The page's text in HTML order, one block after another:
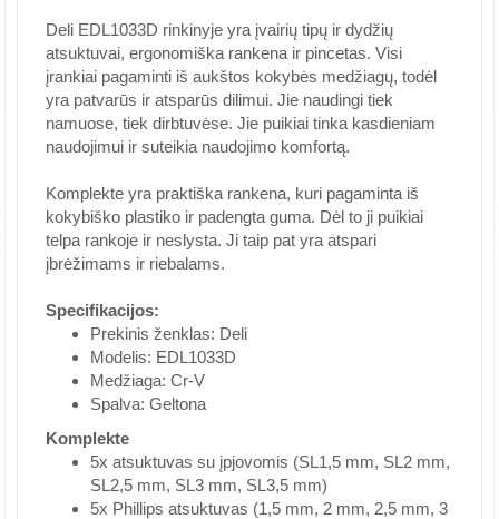
Deli EDL1033D rinkinyje yra įvairių tipų ir dydžių
atsuktuvai, ergonomiška rankena ir pincetas. Visi
įrankiai pagaminti iš aukštos kokybės medžiagų, todėl
yra patvarūs ir atsparūs dilimui. Jie naudingi tiek
namuose, tiek dirbtuvėse. Jie puikiai tinka kasdieniam
naudojimui ir suteikia naudojimo komfortą.
Komplekte yra praktiška rankena, kuri pagaminta iš
kokybiško plastiko ir padengta guma. Dėl to ji puikiai
telpa rankoje ir neslysta. Ji taip pat yra atspari
įbrėžimams ir riebalams.
Specifikacijos:
Prekinis ženklas: Deli
Modelis: EDL1033D
Medžiaga: Cr-V
Spalva: Geltona
Komplekte
5x atsuktuvas su įpjovomis (SL1,5 mm, SL2 mm,
SL2,5 mm, SL3 mm, SL3,5 mm)
5x Phillips atsuktuvas (1,5 mm, 2 mm, 2,5 mm, 3